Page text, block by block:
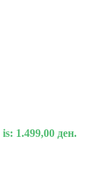
1.499,00 ден.